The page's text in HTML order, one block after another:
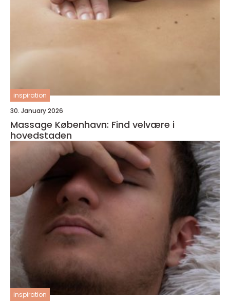
inspiration
30. January 2026
Massage København: Find velvære i
hovedstaden
inspiration